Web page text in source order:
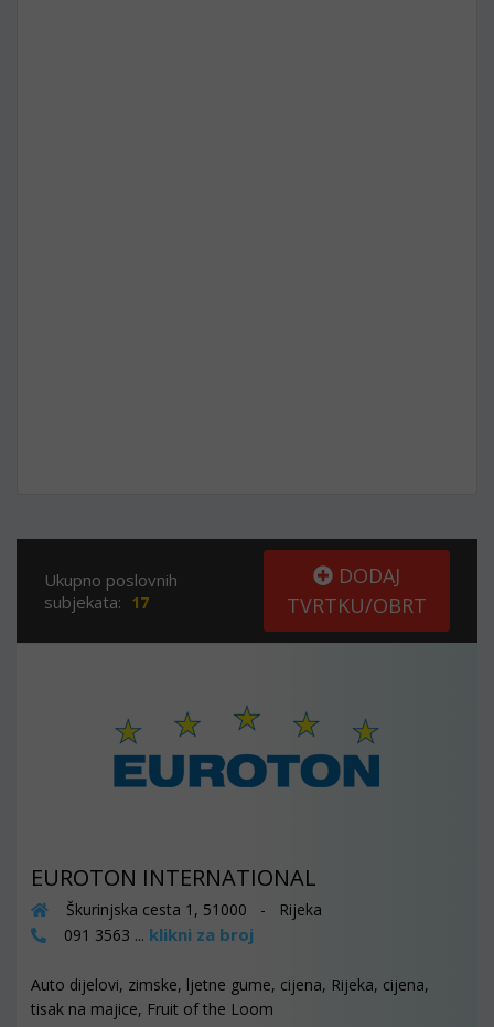
Ukupno poslovnih
subjekata: 17
DODAJ
TVRTKU/OBRT
EUROTON INTERNATIONAL
Škurinjska cesta 1, 51000 - Rijeka
091 3563 ... klikni za broj
Auto dijelovi, zimske, ljetne gume, cijena, Rijeka, cijena,
tisak na majice, Fruit of the Loom